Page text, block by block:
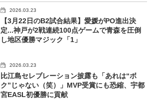
2026.03.23
【3月22日のB2試合結果】愛媛がPO進出決
定...神戸が2戦連続100点ゲームで青森を圧倒
し地区優勝マジック「1」
2026.03.23
比江島セレブレーション披露も「あれは“ボ
ク”じゃない（笑）」MVP受賞にも恐縮、宇都
宮EASL初優勝に貢献